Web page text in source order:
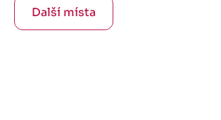
Další místa